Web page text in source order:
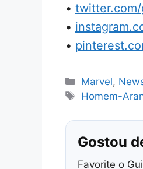
•
•
•
Categorias
Marvel,
Tags
Homem-
Gostou
Favorite o